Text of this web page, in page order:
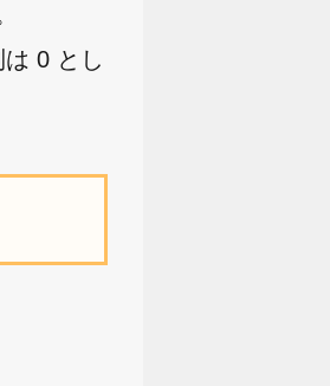
0 とし